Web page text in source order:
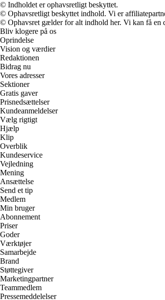
© Indholdet er ophavsretligt beskyttet.
© Ophavsretligt beskyttet indhold. Vi er
© Ophavsret gælder for alt indhold her. Vi kan få en
Bliv klogere på os
Oprindelse
Vision og værdier
Redaktionen
Bidrag nu
Vores adresser
Sektioner
Gratis gaver
Prisnedsættelser
Kundeanmeldelser
Vælg rigtigt
Hjælp
Klip
Overblik
Kundeservice
Vejledning
Mening
Ansættelse
Send et tip
Medlem
Min bruger
Abonnement
Priser
Goder
Værktøjer
Samarbejde
Brand
Støttegiver
Marketingpartner
Teammedlem
Pressemeddelelser